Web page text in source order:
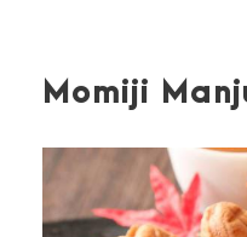
Momiji